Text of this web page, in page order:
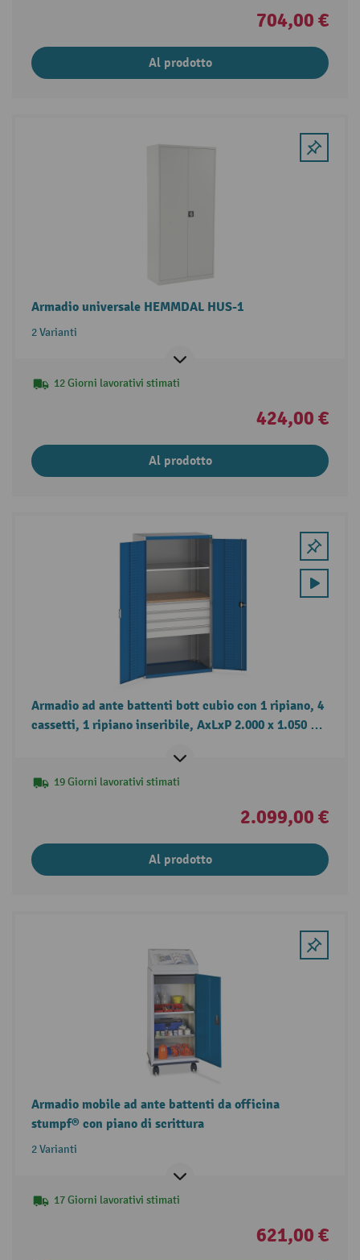
704,00 €
Al prodotto
Armadio universale HEMMDAL HUS-1
2 Varianti
12 Giorni lavorativi stimati
424,00 €
Al prodotto
Armadio ad ante battenti bott cubio con 1 ripiano, 4
cassetti, 1 ripiano inseribile, AxLxP 2.000 x 1.050 x
19 Giorni lavorativi stimati
2.099,00 €
Al prodotto
Armadio mobile ad ante battenti da officina
stumpf® con piano di scrittura
2 Varianti
17 Giorni lavorativi stimati
621,00 €